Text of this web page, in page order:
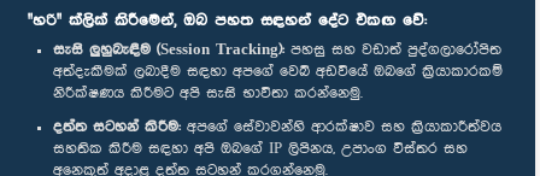
"හරි" ක්ලික් කිරීමෙන්, ඔබ පහත සඳහන් දේට එකඟ වේ:
සැසි ලුහුබැඳීම (Session Tracking): පහසු සහ වඩාත් පුද්ගලාරෝපිත
අත්දැකීමක් ලබාදීම සඳහා අපගේ වෙබ් අඩවියේ ඔබගේ ක්‍රියාකාරකම්
නිරීක්ෂණය කිරීමට අපි සැසි භාවිතා කරන්නෙමු.
දත්ත සටහන් කිරීම: අපගේ සේවාවන්හි ආරක්ෂාව සහ ක්‍රියාකාරීත්වය
සහතික කිරීම සඳහා අපි ඔබගේ IP ලිපිනය, උපාංග විස්තර සහ
අනෙකුත් අදාළ දත්ත සටහන් කරගන්නෙමු.
අප හා සම්බන්ධ වී සිටින්න :